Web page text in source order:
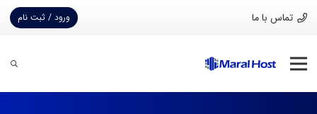
تماس با ما ورود / ثبت نام